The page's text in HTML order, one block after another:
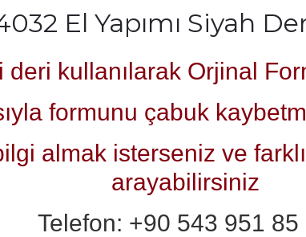
El Yapımı Siyah
kullanılarak Orjinal
formunu çabuk
almak isterseniz ve
arayabilirsiniz
Telefon: +90 543 951 85